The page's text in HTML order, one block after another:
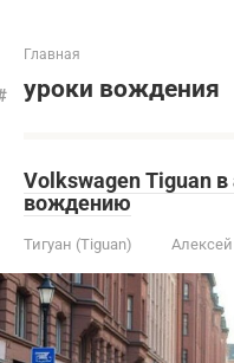
Главная
уроки вождения
Volkswagen Tiguan
вождению
Тигуан (Tiguan)